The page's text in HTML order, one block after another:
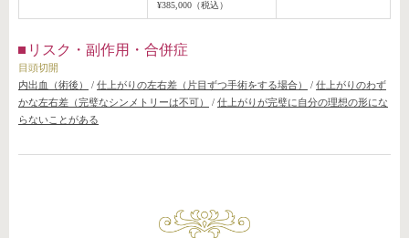
¥385,000（税込）
リスク・副作用・合併症
目頭切開
内出血（術後）
/ 仕上がりの左右差（片目ずつ手術をする場合） / 仕上がりのわず
かな左右差（完璧なシンメトリーは不可）
/ 仕上がりが完璧に自分の理想の形にな
らないことがある